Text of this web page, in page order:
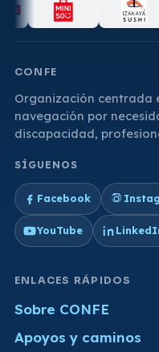
CONFE
Organización centrada
navegación por
discapacidad,
SÍGUENOS
Facebook
YouTube
ENLACES RÁPIDOS
Sobre CONFE
Apoyos y caminos